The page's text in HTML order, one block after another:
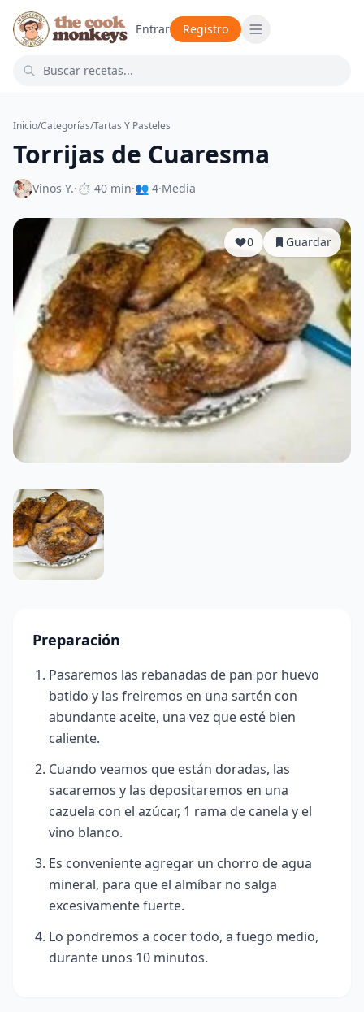
Entrar Registro
Inicio/Categorías/Tartas Y Pasteles
Torrijas de Cuaresma
Vinos Y.·⏱ 40 min·👥 4·Media
0 Guardar
Preparación
Pasaremos las rebanadas de pan por huevo
batido y las freiremos en una sartén con
abundante aceite, una vez que esté bien
caliente.
Cuando veamos que están doradas, las
sacaremos y las depositaremos en una
cazuela con el azúcar, 1 rama de canela y el
vino blanco.
Es conveniente agregar un chorro de agua
mineral, para que el almíbar no salga
excesivamente fuerte.
Lo pondremos a cocer todo, a fuego medio,
durante unos 10 minutos.